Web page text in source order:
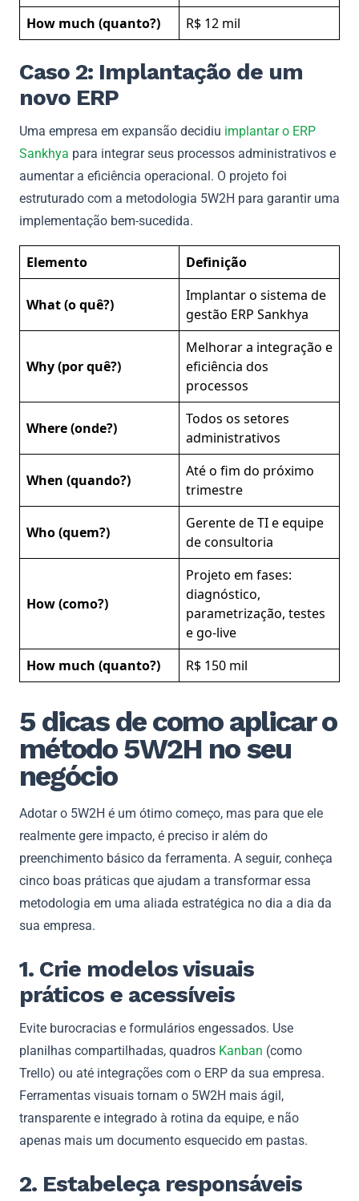
How much (quanto?)
R$ 12 mil
Caso 2: Implantação de um
novo ERP
Uma empresa em expansão decidiu implantar o ERP
Sankhya para integrar seus processos administrativos e
aumentar a eficiência operacional. O projeto foi
estruturado com a metodologia 5W2H para garantir uma
implementação bem-sucedida.
Elemento Definição
What (o quê?)
Implantar o sistema de
gestão ERP Sankhya
Why (por quê?)
Melhorar a integração e
eficiência dos
processos
Where (onde?)
Todos os setores
administrativos
When (quando?)
Até o fim do próximo
trimestre
Who (quem?)
Gerente de TI e equipe
de consultoria
How (como?)
Projeto em fases:
diagnóstico,
parametrização, testes
e go-live
How much (quanto?)
R$ 150 mil
5 dicas de como aplicar o
método 5W2H no seu
negócio
Adotar o 5W2H é um ótimo começo, mas para que ele
realmente gere impacto, é preciso ir além do
preenchimento básico da ferramenta. A seguir, conheça
cinco boas práticas que ajudam a transformar essa
metodologia em uma aliada estratégica no dia a dia da
sua empresa.
1. Crie modelos visuais
práticos e acessíveis
Evite burocracias e formulários engessados. Use
planilhas compartilhadas, quadros Kanban (como
Trello) ou até integrações com o ERP da sua empresa.
Ferramentas visuais tornam o 5W2H mais ágil,
transparente e integrado à rotina da equipe, e não
apenas mais um documento esquecido em pastas.
2. Estabeleça responsáveis